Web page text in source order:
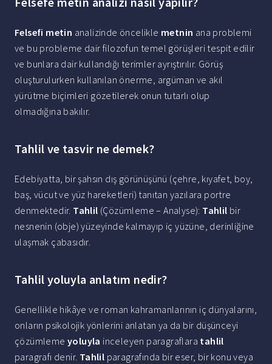
Felsefi metin analizinde öncelikle metnin ana problemi
ve bu probleme dair filozofun temel görüşleri tespit edilir
ve bunlara dair kullandığı terimler ayrıştırılır. Görüş
oluşturulurken kullanılan önerme, argüman ve akıl
yürütme biçimleri gözetilerek onun tutarlı olup
olmadığına bakılır.
Tahlil ve tasvir ne demek?
Edebiyatta, bir şahsın dış görünüşünü (çehre, kıyafet, boy,
baş, vücut ve yüz hareketleri) tanıtan yazılara portre
denmektedir. Tahlil (Çözümleme – Analyse): Tahlil bir
nesnenin (obje) yüzeyinde kalmayıp iç yüzüne, derinliğine
ulaşmak çabasıdır.
Tahlil yoluyla anlatım nedir?
Genellikle hikâye ve roman kahramanlarının iç dünyalarını,
onların psikolojik yönlerini anlatan ya da bir düşünceyi
çözümlemeyoluyla inceleyen paragraflara tahlil
paragrafı denir. Tahlil paragrafında bir eser, bir konu veya